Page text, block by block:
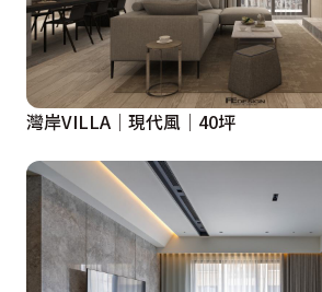
灣岸VILLA│現代風│40坪